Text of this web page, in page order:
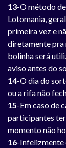
13-O método
Lotomania,
primeira vez e
diretamente pra
bolinha será
aviso antes do
14-O dia do
ou a rifa não
15-Em caso de
participantes
momento não
16-Infelizmente